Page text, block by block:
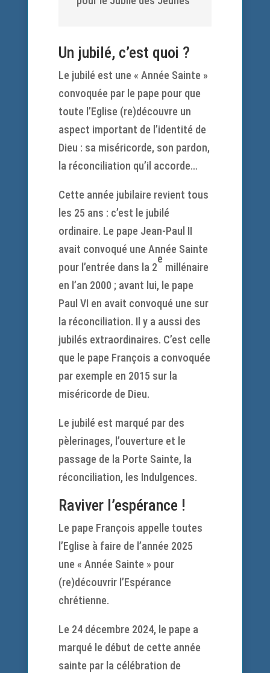
Un jubilé, c’est quoi ?
Le jubilé est une « Année Sainte »
convoquée par le pape pour que
toute l’Eglise (re)découvre un
aspect important de l’identité de
Dieu : sa miséricorde, son pardon,
la réconciliation qu’il accorde…
Cette année jubilaire revient tous
les 25 ans : c’est le jubilé
ordinaire. Le pape Jean-Paul II
avait convoqué une Année Sainte
pour l’entrée dans la 2
e
millénaire
en l’an 2000 ; avant lui, le pape
Paul VI en avait convoqué une sur
la réconciliation. Il y a aussi des
jubilés extraordinaires. C’est celle
que le pape François a convoquée
par exemple en 2015 sur la
miséricorde de Dieu.
Le jubilé est marqué par des
pèlerinages, l’ouverture et le
passage de la Porte Sainte, la
réconciliation, les Indulgences.
Raviver l’espérance !
Le pape François appelle toutes
l’Eglise à faire de l’année 2025
une « Année Sainte » pour
(re)découvrir l’Espérance
chrétienne.
Le 24 décembre 2024, le pape a
marqué le début de cette année
sainte par la célébration de